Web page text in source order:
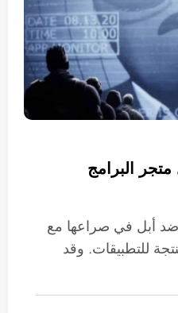
البرامج
ضد أبل في صراعها مع
للتطبيقات. وقد